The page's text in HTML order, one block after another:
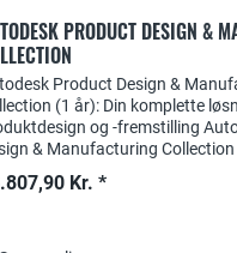
PRODUCT DESIGN &
Product Design &
(1 år): Din komplette
og -fremstilling
& Manufacturing
er...
Kr. *